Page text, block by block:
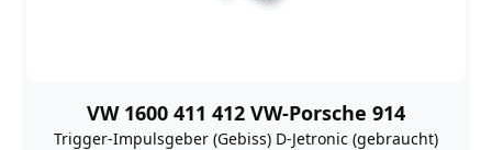
VW 1600 411 412 VW-Porsche 914
Trigger-Impulsgeber (Gebiss) D-Jetronic (gebraucht)